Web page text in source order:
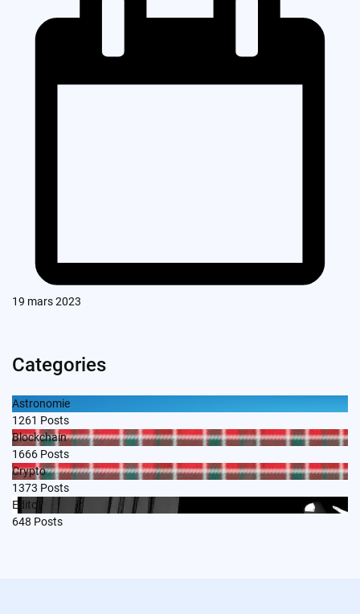
19 mars 2023
Categories
Astronomie
1261 Posts
Blockchain
1666 Posts
Crypto
1373 Posts
Edito
648 Posts